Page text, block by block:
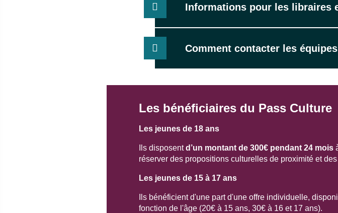
Informations pour les libraires
Comment contacter les
Les bénéficiaires du Pass Culture
Les jeunes de 18 ans
Ils disposentd’un montant de 300€ pendant 24 mois
réserver des propositions culturelles de proximité et
Les jeunes de 15 à 17 ans
Ils bénéficient d'une part d'une offre individuelle,
fonction de l'âge (20€ à 15 ans, 30€ à 16 et 17 ans).